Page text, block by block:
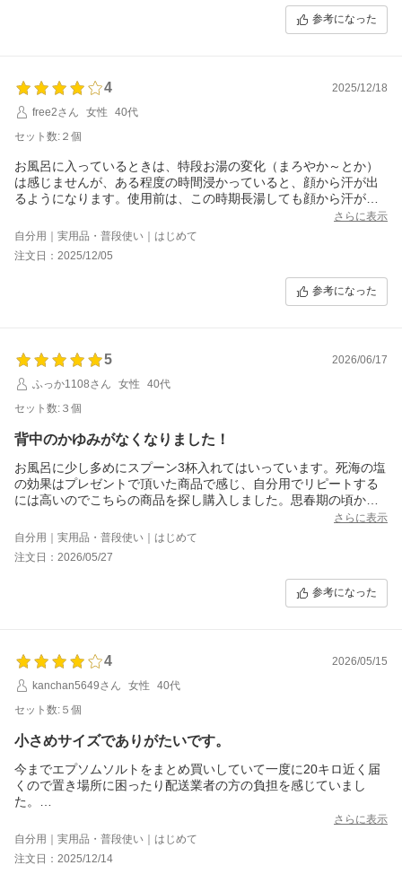
参考になった
4
2025/12/18
free2さん
女性
40代
セット数:２個
お風呂に入っているときは、特段お湯の変化（まろやか～とか）
は感じませんが、ある程度の時間浸かっていると、顔から汗が出
るようになります。使用前は、この時期長湯しても顔から汗が出
るなんてことは無かったので、これが効果か？と思ってます。し
ばらく入っていると、正直なところ、肌がピリピリ？する感覚は
あります。最近乾燥肌がひどかったからか、乾燥した肌にピリピ
リと。気持ち程度です。
後、お風呂から出た後、タオルで水分を拭き取った後に実感する
ことは、「とりあえず寒くない。」という感じです。水分ついて
る状態だと寒さを感じるのですが、拭いた後は膜が張ってる（わ
さらに表示
自分用｜実用品・普段使い｜はじめて
注文日：2025/12/05
参考になった
5
2026/06/17
ふっか1108さん
女性
40代
セット数:３個
背中のかゆみがなくなりました！
お風呂に少し多めにスプーン3杯入れてはいっています。死海の塩
の効果はプレゼントで頂いた商品で感じ、自分用でリピートする
には高いのでこちらの商品を探し購入しました。思春期の頃か
ら、背中にニキビのような湿疹と痒みがあり、皮膚科の薬も対処
療法でしかなく使わなくなると痒みが出るの繰り返しでしたが、
マグネシウムの効果なのか、死海の塩を軽く肌に馴染ませて2.3分
放置して流すだけで、ほぼ1.2回の使用で劇的改善して日に日に痒
その他、同居する70代の母もマグネシウム効果で関節の痛みが和
らいだり足が攣るのがなくなったと気に入っています。リラクゼ
ます。顔の血色も明るくなりますし、老化に伴う女性の悩み全般
に効くのではないでしょうか。
さらに表示
自分用｜実用品・普段使い｜はじめて
注文日：2026/05/27
参考になった
4
2026/05/15
kanchan5649さん
女性
40代
セット数:５個
小さめサイズでありがたいです。
今までエプソムソルトをまとめ買いしていて一度に20キロ近く届
くので置き場所に困ったり配送業者の方の負担を感じていまし
た。
硫酸マグネシウムと塩化マグネシウム、どちらがよいだろうと思
い、さらに安心できそうなこちらの商品にしました。
体感でちがいはよくわかりませんが、何も入れないよりお風呂の
お湯の塩素除去にもなるかもと考えビタミンCと一緒に入れて入浴
さらに表示
自分用｜実用品・普段使い｜はじめて
注文日：2025/12/14